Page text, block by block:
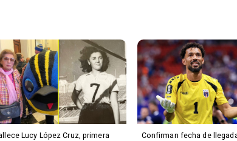
Lucy López Cruz, primera
Confirman fecha de